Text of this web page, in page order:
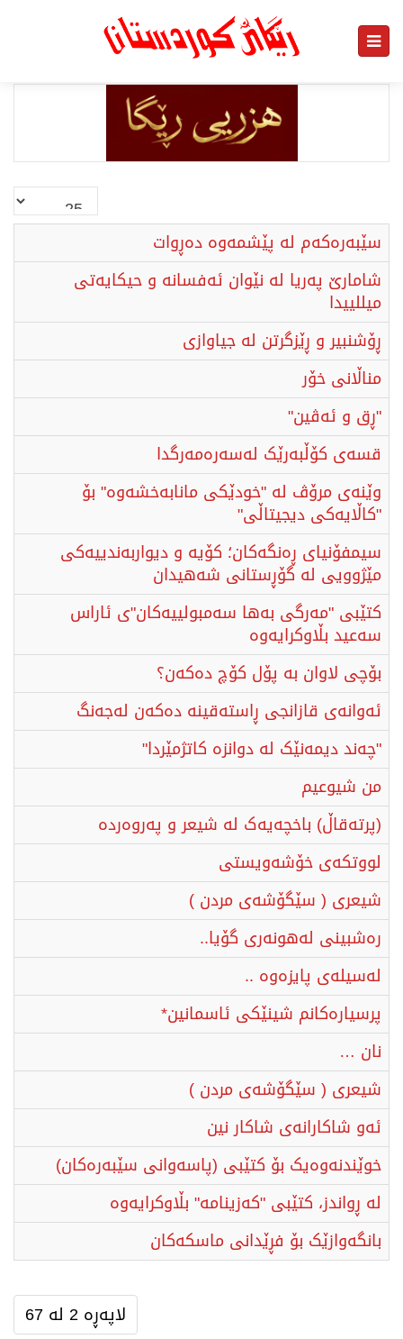
نمایش
#
سێبەرەکەم لە پێشمەوە دەڕوات
شامارێ پەریا لە نێوان ئەفسانە و حیكایەتی
میللییدا
ڕۆشنبیر و ڕێزگرتن لە جیاوازی
مناڵانی خۆر
"ڕق و ئەڤین"
قسەی کۆڵبەرێک لەسەرەمەرگدا
وێنەی مرۆڤ لە "خودێکی مانابەخشەوە" بۆ
"کاڵایەکی دیجیتاڵی"
سیمفۆنیای ڕەنگەکان؛ کۆیە و دیواربەندییەکی
مێژوویی لە گۆڕستانی شەهیدان
كتێبی "مەرگی بەها سەمبولییەكان"ی ئاراس
سەعید بڵاوكرایەوە
بۆچی لاوان بە پۆل کۆچ دەکەن؟
ئەوانەی قازانجی ڕاستەقینە دەکەن لەجەنگ
"چەند دیمەنێک لە دوانزە کاتژمێردا"
من شیوعیم
(پرتەقاڵ) باخچەیەک لە شیعر و پەروەردە
لووتکەی خۆشەویستی
شیعری ( سێگۆشەی مردن )
ره‌شبینی له‌هونه‌ری گۆیا..
لەسیلەی پایزەوە ..
پرسیارەکانم شینێکی ئاسمانین*
نان …
شیعری ( سێگۆشەی مردن )
ئەو شاكارانەی شاكار نین
خوێندنەوەیک بۆ کتێبی (پاسەوانی سێبەرەکان)
لە ڕواندز، کتێبی "کەزینامە" بڵاوکرایەوە
بانگەوازێک بۆ فڕێدانی ماسکەکان
لاپەڕە 2 لە 67